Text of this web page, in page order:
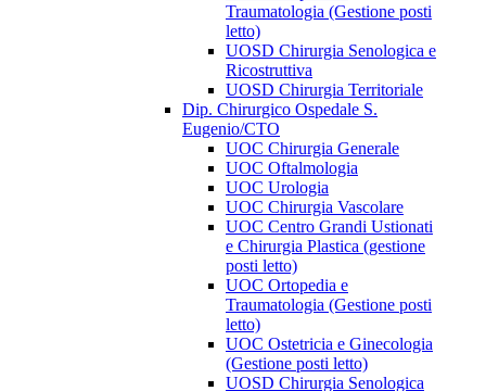
Traumatologia (Gestione posti
letto)
UOSD Chirurgia Senologica e
Ricostruttiva
UOSD Chirurgia Territoriale
Dip. Chirurgico Ospedale S.
Eugenio/CTO
UOC Chirurgia Generale
UOC Oftalmologia
UOC Urologia
UOC Chirurgia Vascolare
UOC Centro Grandi Ustionati
e Chirurgia Plastica (gestione
posti letto)
UOC Ortopedia e
Traumatologia (Gestione posti
letto)
UOC Ostetricia e Ginecologia
(Gestione posti letto)
UOSD Chirurgia Senologica